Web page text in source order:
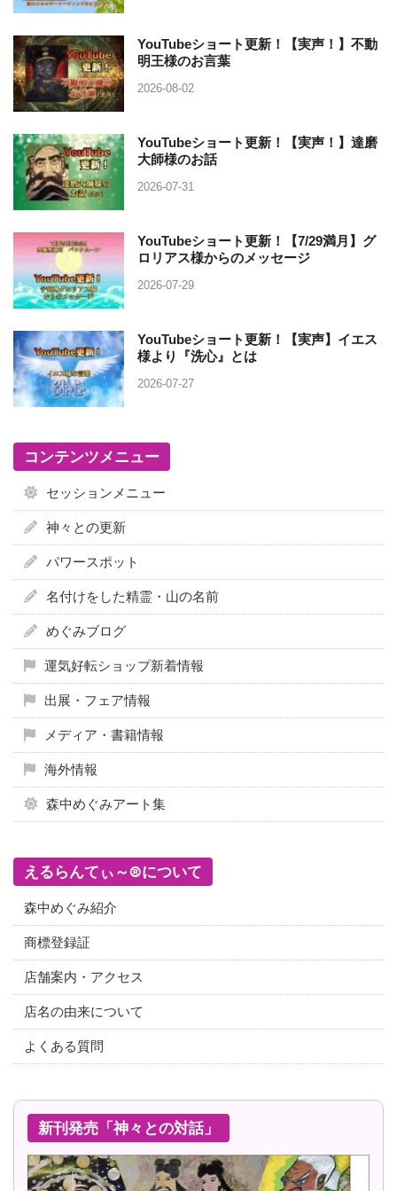
YouTubeショート更新！【実声！】不動
明王様のお言葉
2026-08-02
YouTubeショート更新！【実声！】達磨
大師様のお話
2026-07-31
YouTubeショート更新！【7/29満月】グ
ロリアス様からのメッセージ
2026-07-29
YouTubeショート更新！【実声】イエス
様より『洗心』とは
2026-07-27
コンテンツメニュー
セッションメニュー
神々との更新
パワースポット
名付けをした精霊・山の名前
めぐみブログ
運気好転ショップ新着情報
出展・フェア情報
メディア・書籍情報
海外情報
森中めぐみアート集
えるらんてぃ～®について
森中めぐみ紹介
商標登録証
店舗案内・アクセス
店名の由来について
よくある質問
新刊発売「神々との対話」